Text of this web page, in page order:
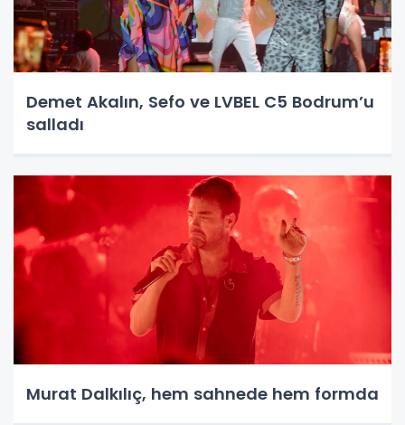
Demet Akalın, Sefo ve LVBEL C5 Bodrum’u
salladı
Murat Dalkılıç, hem sahnede hem formda